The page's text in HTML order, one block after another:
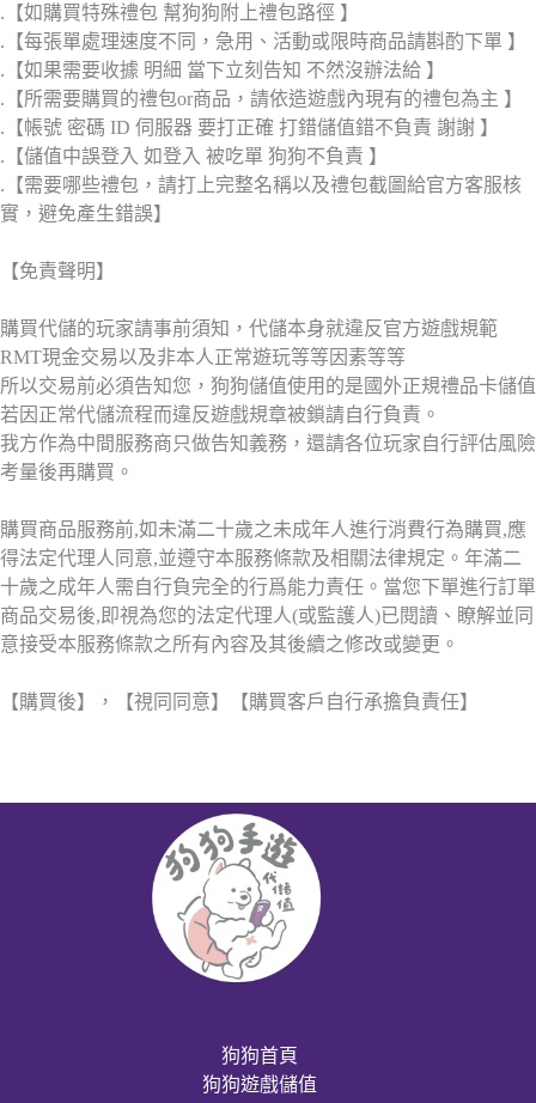
.【如購買特殊禮包 幫狗狗附上禮包路徑 】
.【每張單處理速度不同，急用、活動或限時商品請斟酌下單 】
.【如果需要收據 明細 當下立刻告知 不然沒辦法給 】
.【所需要購買的禮包or商品，請依造遊戲內現有的禮包為主 】
.【帳號 密碼 ID 伺服器 要打正確 打錯儲值錯不負責 謝謝 】
.【儲值中誤登入 如登入 被吃單 狗狗不負責 】
.【需要哪些禮包，請打上完整名稱以及禮包截圖給官方客服核
實，避免產生錯誤】
【免責聲明】
購買代儲的玩家請事前須知，代儲本身就違反官方遊戲規範
RMT現金交易以及非本人正常遊玩等等因素等等
所以交易前必須告知您，狗狗儲值使用的是國外正規禮品卡儲值
若因正常代儲流程而違反遊戲規章被鎖請自行負責。
我方作為中間服務商只做告知義務，還請各位玩家自行評估風險
考量後再購買。
購買商品服務前,如未滿二十歲之未成年人進行消費行為購買,應
得法定代理人同意,並遵守本服務條款及相關法律規定。年滿二
十歲之成年人需自行負完全的行爲能力責任。當您下單進行訂單
商品交易後,即視為您的法定代理人(或監護人)已閱讀、瞭解並同
意接受本服務條款之所有內容及其後續之修改或變更。
【購買後】，【視同同意】【購買客戶自行承擔負責任】
狗狗首頁
狗狗遊戲儲值